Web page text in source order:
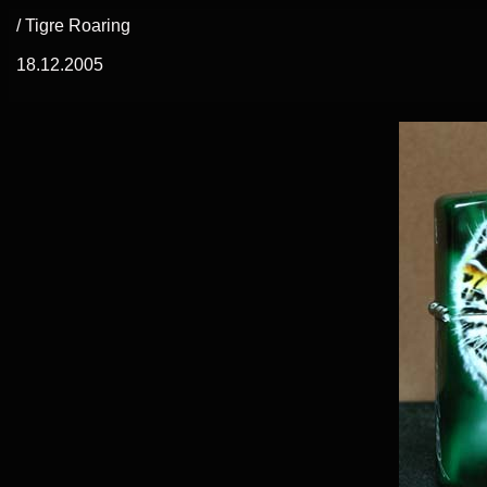
/ Tigre Roaring
18.12.2005